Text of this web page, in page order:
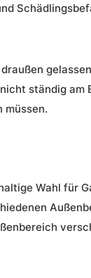
ständig am
müssen.
Wahl für